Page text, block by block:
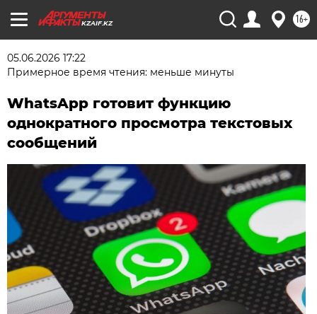
KZAIF.KZ 16+
05.06.2026 17:22
Примерное время чтения: меньше минуты
WhatsApp готовит функцию
однократного просмотра текстовых
сообщений